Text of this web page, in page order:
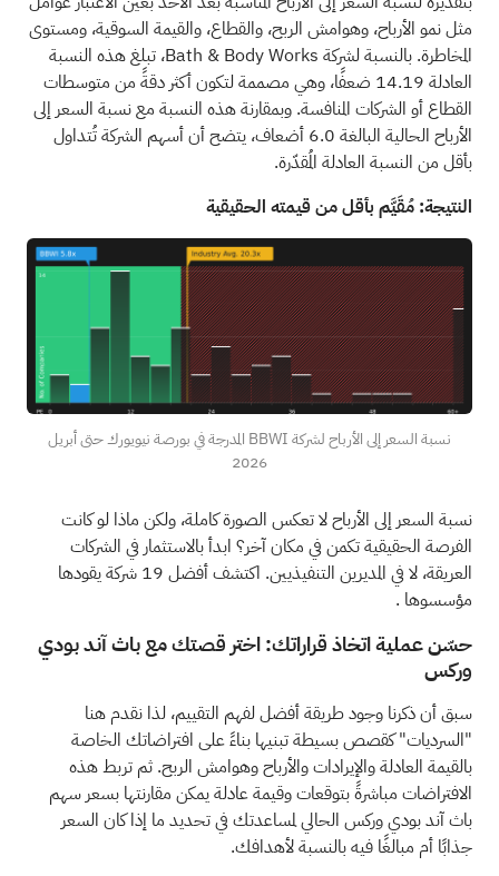
مثل نمو الأرباح، وهوامش الربح، والقطاع، والقيمة السوقية، ومستوى
المخاطرة. بالنسبة لشركة Bath & Body Works، تبلغ هذه النسبة
العادلة 14.19 ضعفًا، وهي مصممة لتكون أكثر دقةً من متوسطات
القطاع أو الشركات المنافسة. وبمقارنة هذه النسبة مع نسبة السعر إلى
الأرباح الحالية البالغة 6.0 أضعاف، يتضح أن أسهم الشركة تُتداول
بأقل من النسبة العادلة المُقدّرة.
النتيجة: مُقَيَّم بأقل من قيمته الحقيقية
نسبة السعر إلى الأرباح لشركة BBWI المدرجة في بورصة نيويورك حتى أبريل
2026
نسبة السعر إلى الأرباح لا تعكس الصورة كاملة، ولكن ماذا لو كانت
الفرصة الحقيقية تكمن في مكان آخر؟ ابدأ بالاستثمار في الشركات
العريقة، لا في المديرين التنفيذيين. اكتشف أفضل 19 شركة يقودها
مؤسسوها .
حسّن عملية اتخاذ قراراتك: اختر قصتك مع باث آند بودي
وركس
سبق أن ذكرنا وجود طريقة أفضل لفهم التقييم، لذا نقدم هنا
"السرديات" كقصص بسيطة تبنيها بناءً على افتراضاتك الخاصة
بالقيمة العادلة والإيرادات والأرباح وهوامش الربح. ثم تربط هذه
الافتراضات مباشرةً بتوقعات وقيمة عادلة يمكن مقارنتها بسعر سهم
باث آند بودي وركس الحالي لمساعدتك في تحديد ما إذا كان السعر
جذابًا أم مبالغًا فيه بالنسبة لأهدافك.